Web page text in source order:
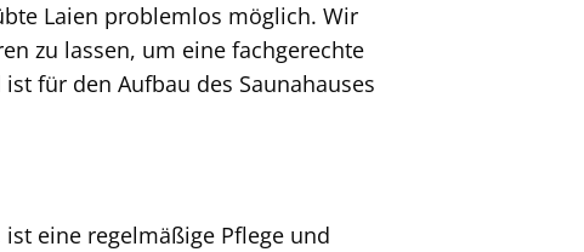
Laien problemlos möglich. Wir
zu lassen, um eine fachgerechte
für den Aufbau des Saunahauses
eine regelmäßige Pflege und